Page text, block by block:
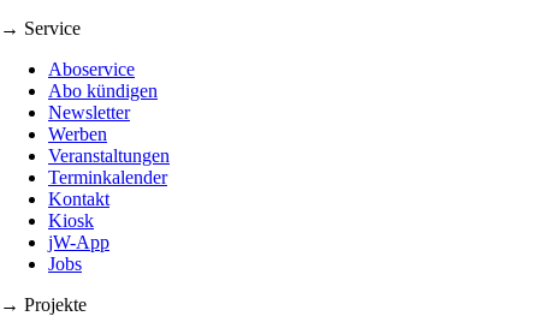
→ Service
Aboservice
Abo kündigen
Newsletter
Werben
Veranstaltungen
Terminkalender
Kontakt
Kiosk
jW-App
Jobs
→ Projekte